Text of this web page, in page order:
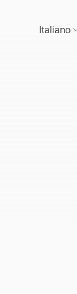
Italiano